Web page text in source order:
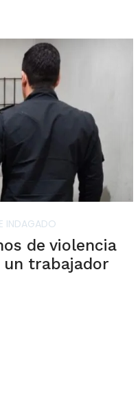
INDAGADO
de violencia
un trabajador